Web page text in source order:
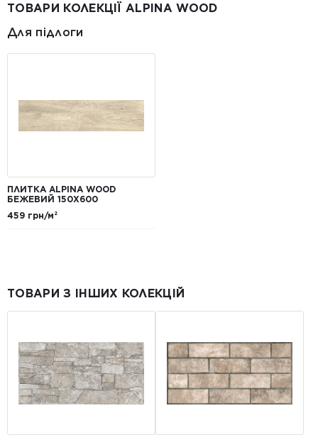
ТОВАРИ КОЛЕКЦІЇ ALPINA WOOD
Для підлоги
ПЛИТКА ALPINA WOOD
БЕЖЕВИЙ 150Х600
459 грн/м²
ТОВАРИ З ІНШИХ КОЛЕКЦІЙ